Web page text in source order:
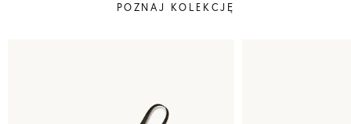
POZNAJ KOLEKCJĘ